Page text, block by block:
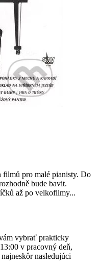
pro malé pianisty. Do
bude bavit.
až po velkofilmy...
vybrať prakticky
v pracovný deň,
nasledujúci